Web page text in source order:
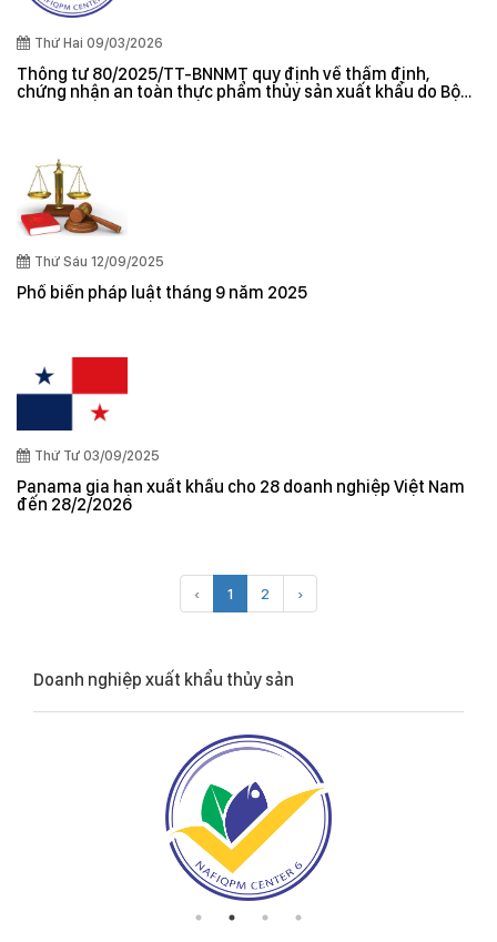
Thứ Hai 09/03/2026
Thông tư 80/2025/TT-BNNMT quy định về thẩm định,
chứng nhận an toàn thực phẩm thủy sản xuất khẩu do Bộ
Thứ Sáu 12/09/2025
Phổ biến pháp luật tháng 9 năm 2025
Thứ Tư 03/09/2025
Panama gia hạn xuất khẩu cho 28 doanh nghiệp Việt Nam
đến 28/2/2026
‹ 1 2 ›
Doanh nghiệp xuất khẩu thủy sản